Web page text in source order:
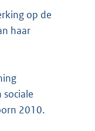
op de
haar
2010.